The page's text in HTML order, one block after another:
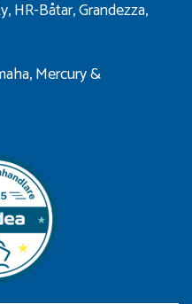
,HR-Båtar,Grandezza,
Mercury &